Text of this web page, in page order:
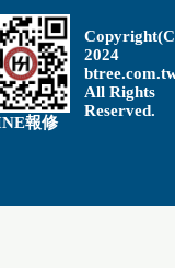
報修
2024
All Rights
Reserved.